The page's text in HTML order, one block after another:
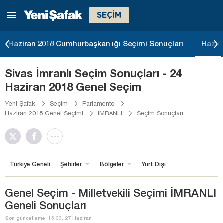
SEÇİM
Haziran 2018 Cumhurbaşkanlığı Seçimi Sonuçları
Sivas İmranlı Seçim Sonuçları - 24
Haziran 2018 Genel Seçim
Yeni Şafak Seçim
Parlamento
Haziran 2018 Genel Seçimi
İMRANLI Seçim Sonuçları
Türkiye Geneli Şehirler Bölgeler Yurt Dışı
Genel Seçim - Milletvekili Seçimi İMRANLI
Geneli Sonuçları
Son güncelleme: 15:33, 27 Haziran